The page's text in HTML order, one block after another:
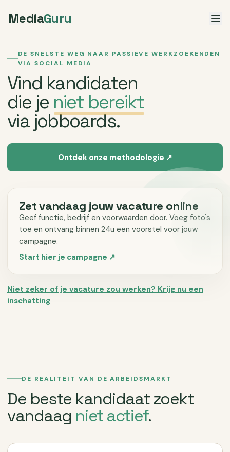
MediaGuru
DE SNELSTE WEG NAAR PASSIEVE WERKZOEKENDEN
VIA SOCIAL MEDIA
Vind kandidaten
die je niet bereikt
via jobboards.
Ontdek onze methodologie ↗
Zet vandaag jouw vacature online
Geef functie, bedrijf en voorwaarden door. Voeg foto's
toe en ontvang binnen 24u een voorstel voor jouw
campagne.
Start hier je campagne ↗
Niet zeker of je vacature zou werken? Krijg nu een
inschatting
DE REALITEIT VAN DE ARBEIDSMARKT
De beste kandidaat zoekt
vandaag niet actief.